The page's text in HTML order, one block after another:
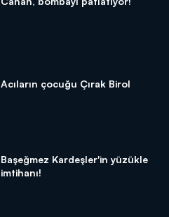
Acıların çocuğu Çırak Birol
Başeğmez Kardeşler'in yüzükle
imtihanı!